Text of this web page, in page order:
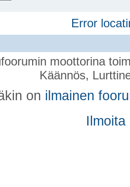
Error
moottorina
Käännös,
on ilmainen